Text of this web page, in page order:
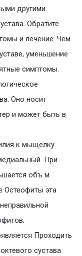
другими
Обратите
и лечение. Чем
уменьшение
симптомы.
Оно носит
и может быть в
к мыщелку
При
объ м
Остеофиты эта
Проходить
сустава